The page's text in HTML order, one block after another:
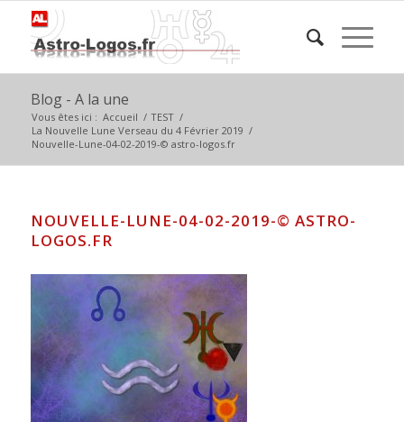
Blog - A la une
Vous êtes ici : Accueil / TEST /
La Nouvelle Lune Verseau du 4 Février 2019 /
Nouvelle-Lune-04-02-2019-© astro-logos.fr
NOUVELLE-LUNE-04-02-2019-© ASTRO-
LOGOS.FR